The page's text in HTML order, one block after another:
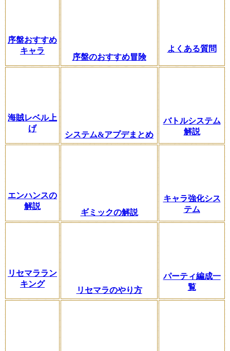
序盤おすすめ
キャラ
序盤のおすすめ冒険
よくある質問
海賊レベル上
げ
システム&アプデまとめ
バトルシステム
解説
エンハンスの
解説
ギミックの解説
キャラ強化シス
テム
リセマララン
キング
リセマラのやり方
パーティ編成一
覧